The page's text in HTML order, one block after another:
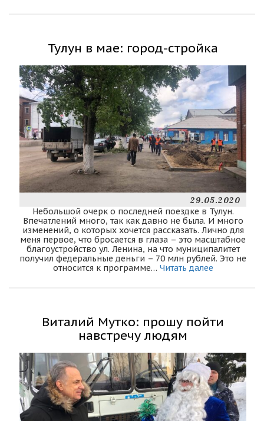
Тулун в мае: город-стройка
29.05.2020
Небольшой очерк о последней поездке в Тулун.
Впечатлений много, так как давно не была. И много
изменений, о которых хочется рассказать. Лично для
меня первое, что бросается в глаза – это масштабное
благоустройство ул. Ленина, на что муниципалитет
получил федеральные деньги – 70 млн рублей. Это не
относится к программе… Читать далее
Виталий Мутко: прошу пойти
навстречу людям